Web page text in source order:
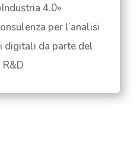
4.0»
per l’analisi
digitali da parte del